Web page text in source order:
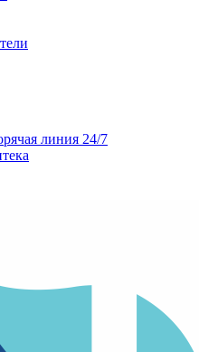
линия 24/7